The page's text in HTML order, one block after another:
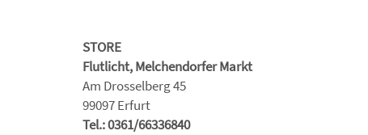
STORE
Flutlicht, Melchendorfer Markt
Am Drosselberg 45
99097 Erfurt
Tel.: 0361/66336840